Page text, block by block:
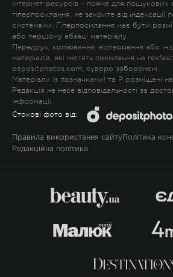
Інтернет-ресурсів – пряме для пошукових
гіперпосилання, не закрите від
системами. Гіперпосилання має бути
або першому абзаці матеріалу.
Передрук, копіювання, відтворення або
матеріалів, які містять посилання на
depositphotos.com, суворо заборонені.
Матеріали із позначками! та P розміщені
Редакція не несе відповідальності за
інформації.
Стокові фото від:
Правила використання сайту Політика
Редакційна політика